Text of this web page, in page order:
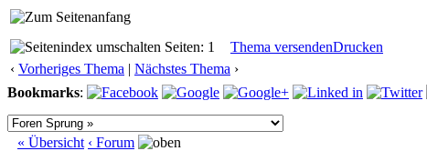
Seiten: 1
Thema versendenDrucken
‹ Vorheriges Thema | Nächstes Thema ›
Bookmarks:
« Übersicht ‹ Forum